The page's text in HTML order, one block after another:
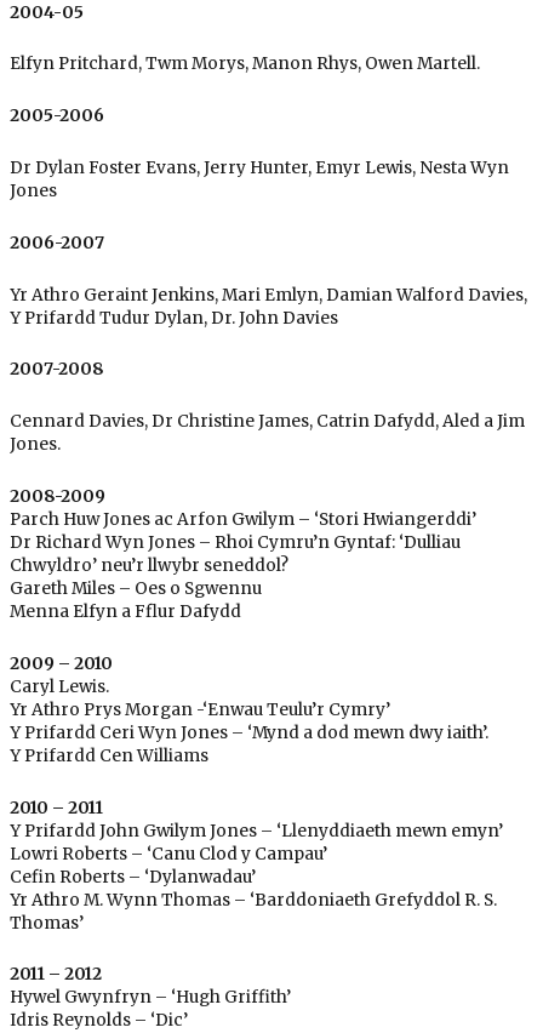
2004-05
Elfyn Pritchard, Twm Morys, Manon Rhys, Owen Martell.
2005-2006
Dr Dylan Foster Evans, Jerry Hunter, Emyr Lewis, Nesta Wyn
Jones
2006-2007
Yr Athro Geraint Jenkins, Mari Emlyn, Damian Walford Davies,
Y Prifardd Tudur Dylan, Dr. John Davies
2007-2008
Cennard Davies, Dr Christine James, Catrin Dafydd, Aled a Jim
Jones.
2008-2009
Parch Huw Jones ac Arfon Gwilym – ‘Stori Hwiangerddi’
Dr Richard Wyn Jones – Rhoi Cymru’n Gyntaf: ‘Dulliau
Chwyldro’ neu’r llwybr seneddol?
Gareth Miles – Oes o Sgwennu
Menna Elfyn a Fflur Dafydd
2009 – 2010
Caryl Lewis.
Yr Athro Prys Morgan -‘Enwau Teulu’r Cymry’
Y Prifardd Ceri Wyn Jones – ‘Mynd a dod mewn dwy iaith’.
Y Prifardd Cen Williams
2010 – 2011
Y Prifardd John Gwilym Jones – ‘Llenyddiaeth mewn emyn’
Lowri Roberts – ‘Canu Clod y Campau’
Cefin Roberts – ‘Dylanwadau’
Yr Athro M. Wynn Thomas – ‘Barddoniaeth Grefyddol R. S.
Thomas’
2011 – 2012
Hywel Gwynfryn – ‘Hugh Griffith’
Idris Reynolds – ‘Dic’